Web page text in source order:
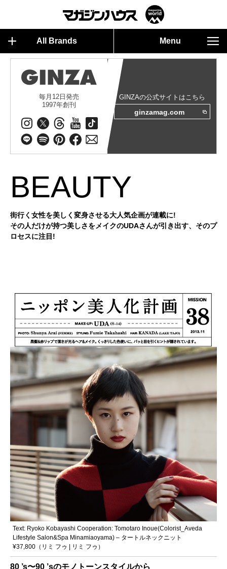
All Brands Menu
毎月12日発売
1997年創刊
GINZAの公式サイトはこちら
ginzamag.com
BEAUTY
街行く女性を美しく変身させる大人気企画が連載に!
その人だけが持つ美しさをメイクのUDAさんが引き出す、そのプ
ロセスに注目!
Text: Ryoko Kobayashi Cooperation: Tomotaro Inoue(Colorist_Aveda
Lifestyle Salon&Spa Minamiaoyama) – タートルネックニット
¥37,800（リミ フゥ | リミ フゥ）
80 ’s〜90 ’sのモノトーンスタイルから